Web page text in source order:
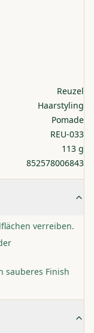
Reuzel
Haarstyling
Pomade
REU-033
113 g
852578006843
verreiben.
sauberes Finish